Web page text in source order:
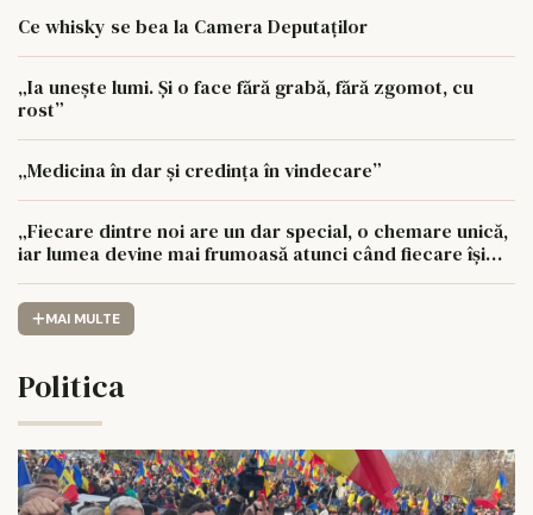
Ce whisky se bea la Camera Deputaților
„Ia unește lumi. Și o face fără grabă, fără zgomot, cu
rost”
„Medicina în dar și credința în vindecare”
„Fiecare dintre noi are un dar special, o chemare unică,
iar lumea devine mai frumoasă atunci când fiecare își
MAI MULTE
Politica